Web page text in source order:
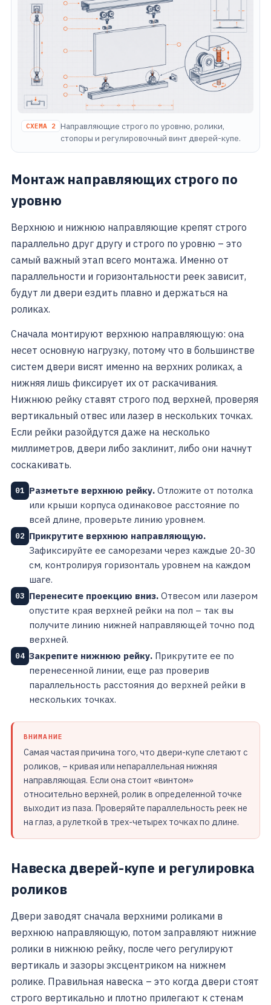
СХЕМА 2 Направляющие строго по уровню, ролики,
стопоры и регулировочный винт дверей-купе.
Монтаж направляющих строго по
уровню
Верхнюю и нижнюю направляющие крепят строго
параллельно друг другу и строго по уровню – это
самый важный этап всего монтажа. Именно от
параллельности и горизонтальности реек зависит,
будут ли двери ездить плавно и держаться на
роликах.
Сначала монтируют верхнюю направляющую: она
несет основную нагрузку, потому что в большинстве
систем двери висят именно на верхних роликах, а
нижняя лишь фиксирует их от раскачивания.
Нижнюю рейку ставят строго под верхней, проверяя
вертикальный отвес или лазер в нескольких точках.
Если рейки разойдутся даже на несколько
миллиметров, двери либо заклинит, либо они начнут
соскакивать.
01 Разметьте верхнюю рейку. Отложите от потолка
или крыши корпуса одинаковое расстояние по
всей длине, проверьте линию уровнем.
02 Прикрутите верхнюю направляющую.
Зафиксируйте ее саморезами через каждые 20-30
см, контролируя горизонталь уровнем на каждом
шаге.
03 Перенесите проекцию вниз. Отвесом или лазером
опустите края верхней рейки на пол – так вы
получите линию нижней направляющей точно под
верхней.
04 Закрепите нижнюю рейку. Прикрутите ее по
перенесенной линии, еще раз проверив
параллельность расстояния до верхней рейки в
нескольких точках.
ВНИМАНИЕ
Самая частая причина того, что двери-купе слетают с
роликов, – кривая или непараллельная нижняя
направляющая. Если она стоит «винтом»
относительно верхней, ролик в определенной точке
выходит из паза. Проверяйте параллельность реек не
на глаз, а рулеткой в трех-четырех точках по длине.
Навеска дверей-купе и регулировка
роликов
Двери заводят сначала верхними роликами в
верхнюю направляющую, потом заправляют нижние
ролики в нижнюю рейку, после чего регулируют
вертикаль и зазоры эксцентриком на нижнем
ролике. Правильная навеска – это когда двери стоят
строго вертикально и плотно прилегают к стенам